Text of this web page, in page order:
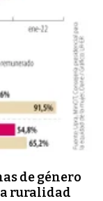
de género
ruralidad